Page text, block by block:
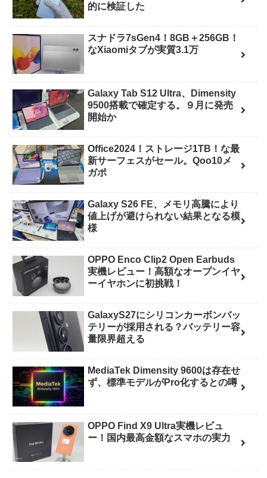
的に検証した
スナドラ7sGen4！8GB＋256GB！
なXiaomiタブが実質3.1万
Galaxy Tab S12 Ultra、Dimensity
9500搭載で確定する。９月に発売
開始か
Office2024！ストレージ1TB！な最
新サーフェスがセール。Qoo10メ
ガポ
Galaxy S26 FE、メモリ高騰により
値上げが避けられない結果となる模
様
OPPO Enco Clip2 Open Earbuds
実機レビュー！高額なオープンイヤ
ーイヤホンに初挑戦！
GalaxyS27にシリコンカーボンバッ
テリーが採用される？バッテリー容
量限界超える
MediaTek Dimensity 9600は存在せ
ず、標準モデルがPro化するとの噂
OPPO Find X9 Ultra実機レビュ
ー！国内最高金額なスマホの実力